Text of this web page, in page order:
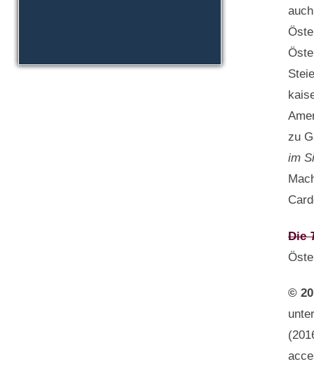
zu
im
Die
©